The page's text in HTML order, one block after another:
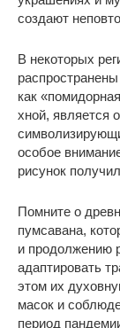
создают
В некоторых
как
хной, является
особое
рисунок
Помните о
пумсавана,
и продолжению
адаптировать
этом их
масок и
период